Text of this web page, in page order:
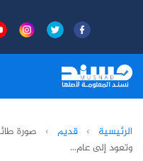
الرئيسية › قديم › صورة
وتعود إلى عام...